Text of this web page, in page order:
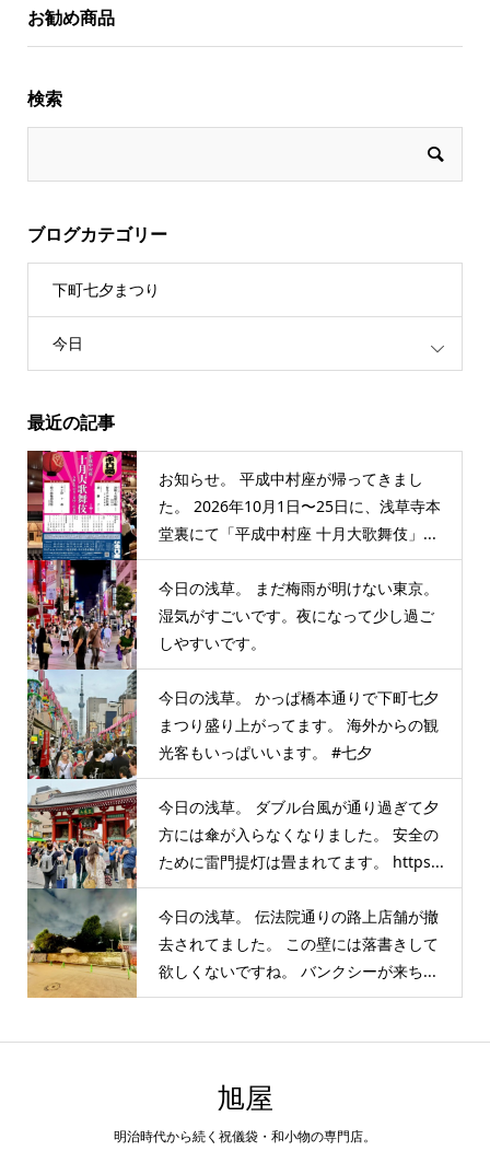
お勧め商品
検索
ブログカテゴリー
下町七夕まつり
今日
最近の記事
お知らせ。 平成中村座が帰ってきまし
た。 2026年10月1日〜25日に、浅草寺本
堂裏にて「平成中村座 十月大歌舞伎」...
今日の浅草。 まだ梅雨が明けない東京。
湿気がすごいです。夜になって少し過ご
しやすいです。
今日の浅草。 かっぱ橋本通りで下町七夕
まつり盛り上がってます。 海外からの観
光客もいっぱいいます。 #七夕
今日の浅草。 ダブル台風が通り過ぎて夕
方には傘が入らなくなりました。 安全の
ために雷門提灯は畳まれてます。 https...
今日の浅草。 伝法院通りの路上店舗が撤
去されてました。 この壁には落書きして
欲しくないですね。 バンクシーが来ち...
旭屋
明治時代から続く祝儀袋・和小物の専門店。